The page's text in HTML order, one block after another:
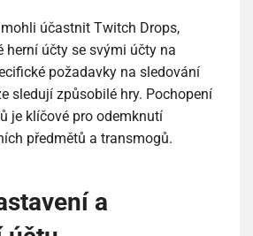
účastnit Twitch Drops,
herní účty se svými účty na
požadavky na sledování
sledují způsobilé hry. Pochopení
je klíčové pro odemknutí
předmětů a transmogů.
a